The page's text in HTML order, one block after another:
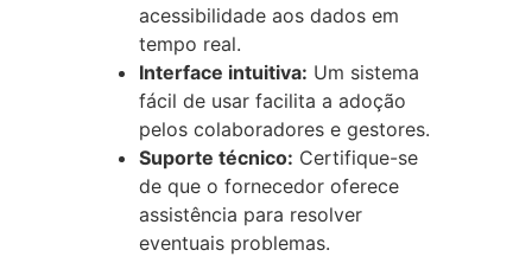
acessibilidade aos dados em
tempo real.
Interface intuitiva: Um sistema
fácil de usar facilita a adoção
pelos colaboradores e gestores.
Suporte técnico: Certifique-se
de que o fornecedor oferece
assistência para resolver
eventuais problemas.